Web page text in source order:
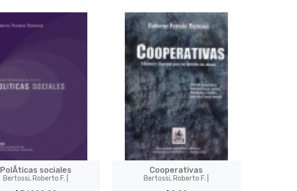
PolÃ­ticas sociales
Bertossi, Roberto F. |
Cooperativas
Bertossi, Roberto F. |